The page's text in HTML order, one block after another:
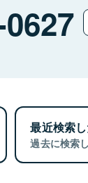
最近検索
過去に検索